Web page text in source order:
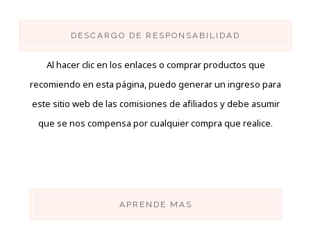
DESCARGO DE RESPONSABILIDAD
Al hacer clic en los enlaces o comprar productos que
recomiendo en esta página, puedo generar un ingreso para
este sitio web de las comisiones de afiliados y debe asumir
que se nos compensa por cualquier compra que realice.
APRENDE MAS